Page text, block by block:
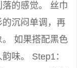
的感觉。 丝巾
沉闷单调，再
如果搭配黑色
味。 Step1：